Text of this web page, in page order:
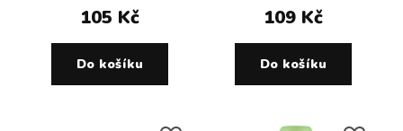
105 Kč
Do košíku
109 Kč
Do košíku